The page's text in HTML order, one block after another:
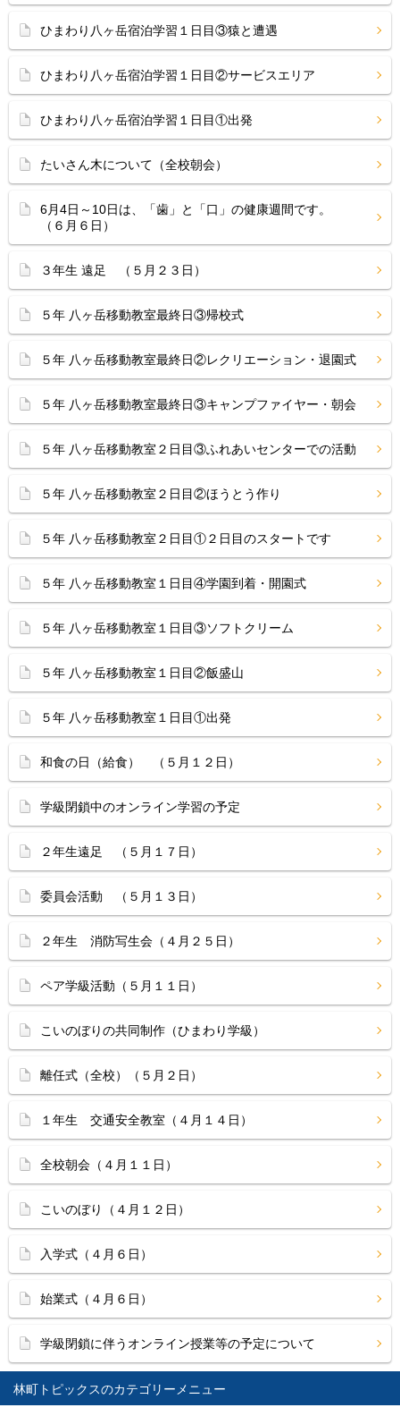
林町トピックス
ひまわり八ヶ岳宿泊学習１日目③猿と遭遇
ひまわり八ヶ岳宿泊学習１日目②サービスエリア
ひまわり八ヶ岳宿泊学習１日目①出発
たいさん木について（全校朝会）
6月4日～10日は、「歯」と「口」の健康週間です。
（６月６日）
３年生 遠足 （５月２３日）
５年 八ヶ岳移動教室最終日③帰校式
５年 八ヶ岳移動教室最終日②レクリエーション・退園式
５年 八ヶ岳移動教室最終日③キャンプファイヤー・朝会
５年 八ヶ岳移動教室２日目③ふれあいセンターでの活動
５年 八ヶ岳移動教室２日目②ほうとう作り
５年 八ヶ岳移動教室２日目①２日目のスタートです
５年 八ヶ岳移動教室１日目④学園到着・開園式
５年 八ヶ岳移動教室１日目③ソフトクリーム
５年 八ヶ岳移動教室１日目②飯盛山
５年 八ヶ岳移動教室１日目①出発
和食の日（給食） （５月１２日）
学級閉鎖中のオンライン学習の予定
２年生遠足 （５月１７日）
委員会活動 （５月１３日）
２年生 消防写生会（４月２５日）
ペア学級活動（５月１１日）
こいのぼりの共同制作（ひまわり学級）
離任式（全校）（５月２日）
１年生 交通安全教室（４月１４日）
全校朝会（４月１１日）
こいのぼり（４月１２日）
入学式（４月６日）
始業式（４月６日）
学級閉鎖に伴うオンライン授業等の予定について